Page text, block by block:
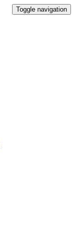
Toggle navigation